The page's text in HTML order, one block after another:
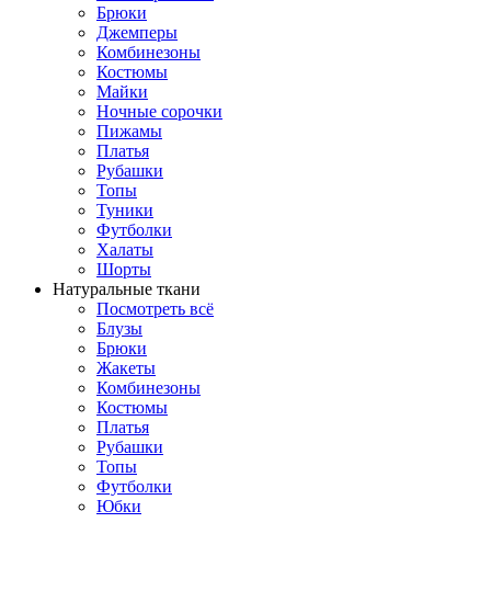
Брюки
Джемперы
Комбинезоны
Костюмы
Майки
Ночные сорочки
Пижамы
Платья
Рубашки
Топы
Туники
Футболки
Халаты
Шорты
Натуральные ткани
Посмотреть всё
Блузы
Брюки
Жакеты
Комбинезоны
Костюмы
Платья
Рубашки
Топы
Футболки
Юбки